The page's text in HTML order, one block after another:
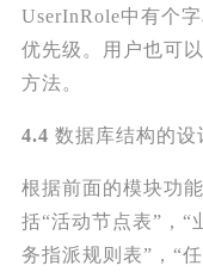
UserInRole中有个
优先级。用户也可
方法。
4.4 数据库结构的设
根据前面的模块功
括“活动节点表”，“
务指派规则表”，“